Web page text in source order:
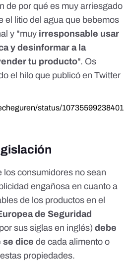
de por qué es muy arriesgado
el litio del agua que bebemos
y "muy irresponsable usar
y desinformar a la
tu producto". Os
el hilo que publicó en Twitter
status/10735599238401
los consumidores no sean
engañosa en cuanto a
de los productos en el
de Seguridad
sus siglas en inglés) debe
se dice de cada alimento o
propiedades.